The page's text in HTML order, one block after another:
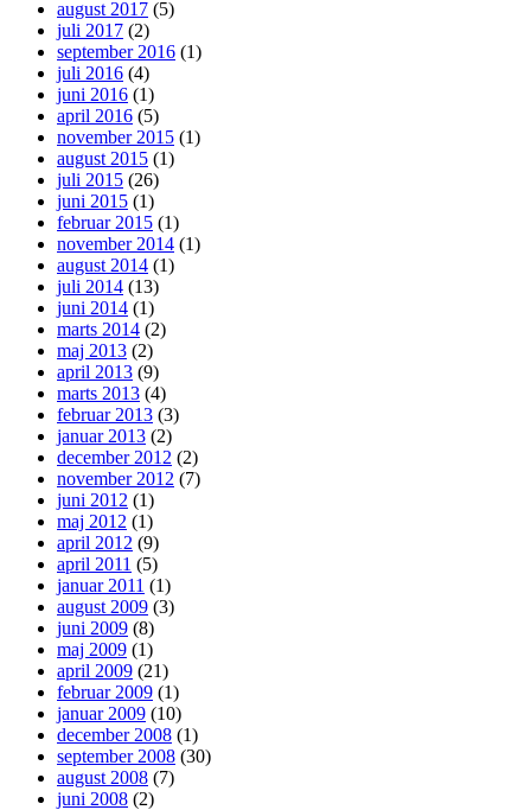
august 2017 (5)
juli 2017 (2)
september 2016 (1)
juli 2016 (4)
juni 2016 (1)
april 2016 (5)
november 2015 (1)
august 2015 (1)
juli 2015 (26)
juni 2015 (1)
februar 2015 (1)
november 2014 (1)
august 2014 (1)
juli 2014 (13)
juni 2014 (1)
marts 2014 (2)
maj 2013 (2)
april 2013 (9)
marts 2013 (4)
februar 2013 (3)
januar 2013 (2)
december 2012 (2)
november 2012 (7)
juni 2012 (1)
maj 2012 (1)
april 2012 (9)
april 2011 (5)
januar 2011 (1)
august 2009 (3)
juni 2009 (8)
maj 2009 (1)
april 2009 (21)
februar 2009 (1)
januar 2009 (10)
december 2008 (1)
september 2008 (30)
august 2008 (7)
juni 2008 (2)